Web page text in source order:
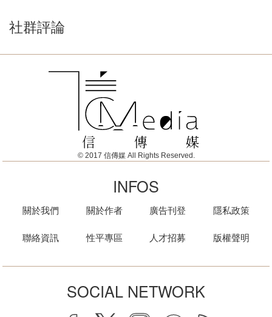
社群評論
© 2017 信傳媒 All Rights Reserved.
INFOS
關於我們
聯絡資訊
關於作者
性平專區
廣告刊登
人才招募
隱私政策
版權聲明
SOCIAL NETWORK